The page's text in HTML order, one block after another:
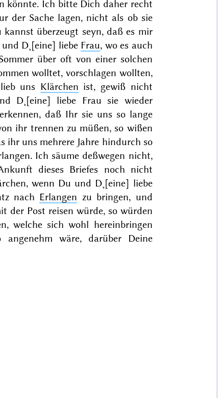
könnte. Ich bitte Dich daher recht
der Sache lagen, nicht als ob sie
überzeugt seyn, daß es mir
D˖[eine] liebe Frau, wo es auch
über oft von einer solchen
wolltet, vorschlagen wollten,
uns Klärchen ist, gewiß nicht
D˖[eine] liebe Frau sie wieder
daß Ihr sie uns solange
ihr trennen zu müßen, so wißen
ihr uns mehrere Jahre hindurch so
Ich säume deßwegen nicht,
dieses Briefes noch nicht
wenn Du und D˖[eine] liebe
nach Erlangen zu bringen, und
der Post reisen würde, so würden
welche sich wohl hereinbringen
wäre, darüber Deine